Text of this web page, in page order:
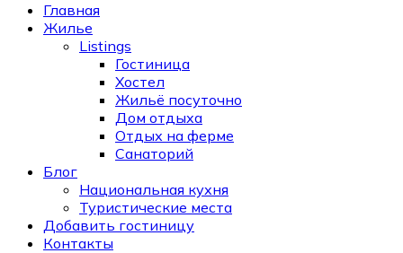
Главная
Жилье
Listings
Гостиница
Хостел
Жильё посуточно
Дом отдыха
Отдых на ферме
Санаторий
Блог
Национальная кухня
Туристические места
Добавить гостиницу
Контакты